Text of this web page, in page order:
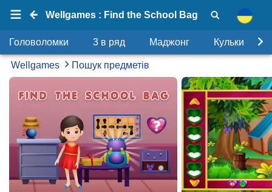
Wellgames : Find the School Bag
Головоломки 3 в ряд Маджонг Кульки
Wellgames Пошук предметів